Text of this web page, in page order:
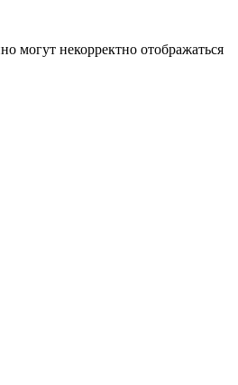
могут некорректно отображаться